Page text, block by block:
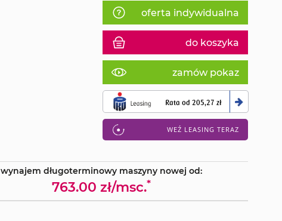
oferta indywidualna
do koszyka
zamów pokaz
Rata od 205,27 zł
WEŹ LEASING TERAZ
wynajem długoterminowy maszyny nowej od:
763.00 zł/msc.*